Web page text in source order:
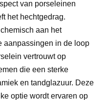
van porseleinen
het hechtgedrag.
aan het
aanpassingen in de loop
vertrouwt op
die een sterke
en tandglazuur. Deze
optie wordt ervaren op